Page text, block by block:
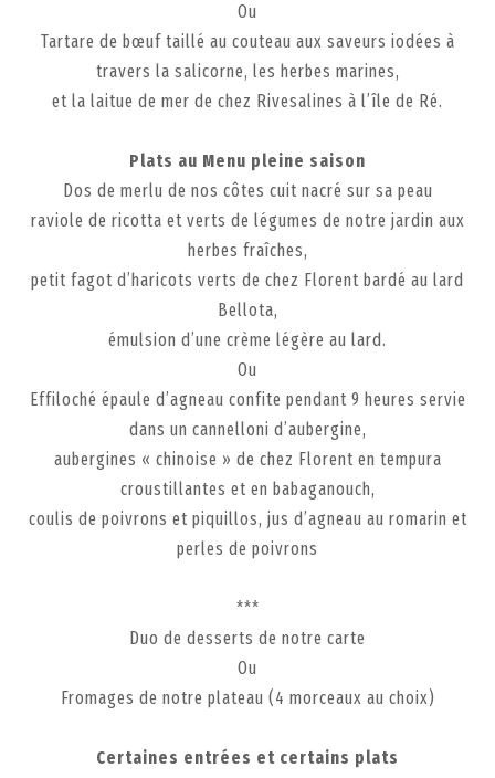
Ou
Tartare de bœuf taillé au couteau aux saveurs iodées à
travers la salicorne, les herbes marines,
et la laitue de mer de chez Rivesalines à l’île de Ré.
Plats au Menu pleine saison
Dos de merlu de nos côtes cuit nacré sur sa peau
raviole de ricotta et verts de légumes de notre jardin aux
herbes fraîches,
petit fagot d’haricots verts de chez Florent bardé au lard
Bellota,
émulsion d’une crème légère au lard.
Ou
Effiloché épaule d’agneau confite pendant 9 heures servie
dans un cannelloni d’aubergine,
aubergines « chinoise » de chez Florent en tempura
croustillantes et en babaganouch,
coulis de poivrons et piquillos, jus d’agneau au romarin et
perles de poivrons
***
Duo de desserts de notre carte
Ou
Fromages de notre plateau (4 morceaux au choix)
Certaines entrées et certains plats